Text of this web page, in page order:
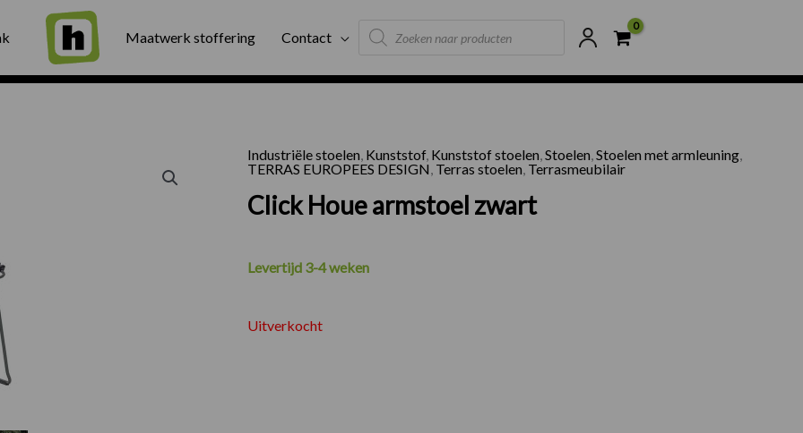
Maatwerk stoffering Contact
Products
search
Binnen twee werkdagen geleverd Externe voorraad Scherpste prijzen van NL
Industriële stoelen, Kunststof, Kunststof stoelen,Stoelen,Stoelen met armleuning,
TERRAS EUROPEES DESIGN, Terras stoelen, Terrasmeubilair
Click Houe armstoel zwart
Levertijd 3-4 weken
Uitverkocht